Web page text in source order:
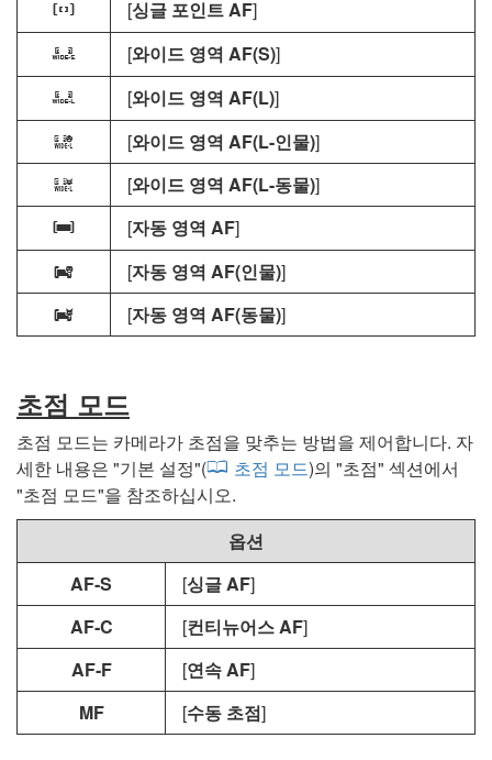
d [싱글 포인트 AF]
f [와이드 영역 AF(S)]
g [와이드 영역 AF(L)]
1 [와이드 영역 AF(L-인물)]
2 [와이드 영역 AF(L-동물)]
h [자동 영역 AF]
5 [자동 영역 AF(인물)]
6 [자동 영역 AF(동물)]
초점 모드
초점 모드는 카메라가 초점을 맞추는 방법을 제어합니다. 자
세한 내용은 "기본 설정"( 초점 모드)의 "초점" 섹션에서
"초점 모드"을 참조하십시오.
옵션
AF‑S
[싱글 AF]
AF‑C
[컨티뉴어스 AF]
AF‑F
[연속 AF]
MF
[수동 초점]